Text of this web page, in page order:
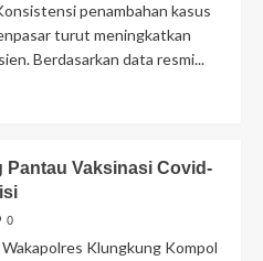
penambahan kasus
turut meningkatkan
Berdasarkan data resmi...
Vaksinasi Covid-
0
Klungkung Kompol